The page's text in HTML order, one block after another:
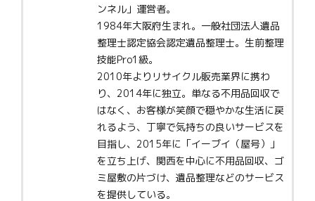
ンネル」運営者。
1984年大阪府生まれ。一般社団法人遺品
整理士認定協会認定遺品整理士。生前整理
技能Pro1級。
2010年よりリサイクル販売業界に携わ
り、2014年に独立。単なる不用品回収で
はなく、お客様が笑顔で穏やかな生活に戻
れるよう、丁寧で気持ちの良いサービスを
目指し、2015年に「イーブイ（屋号）」
を立ち上げ、関西を中心に不用品回収、ゴ
ミ屋敷の片づけ、遺品整理などのサービス
を提供している。